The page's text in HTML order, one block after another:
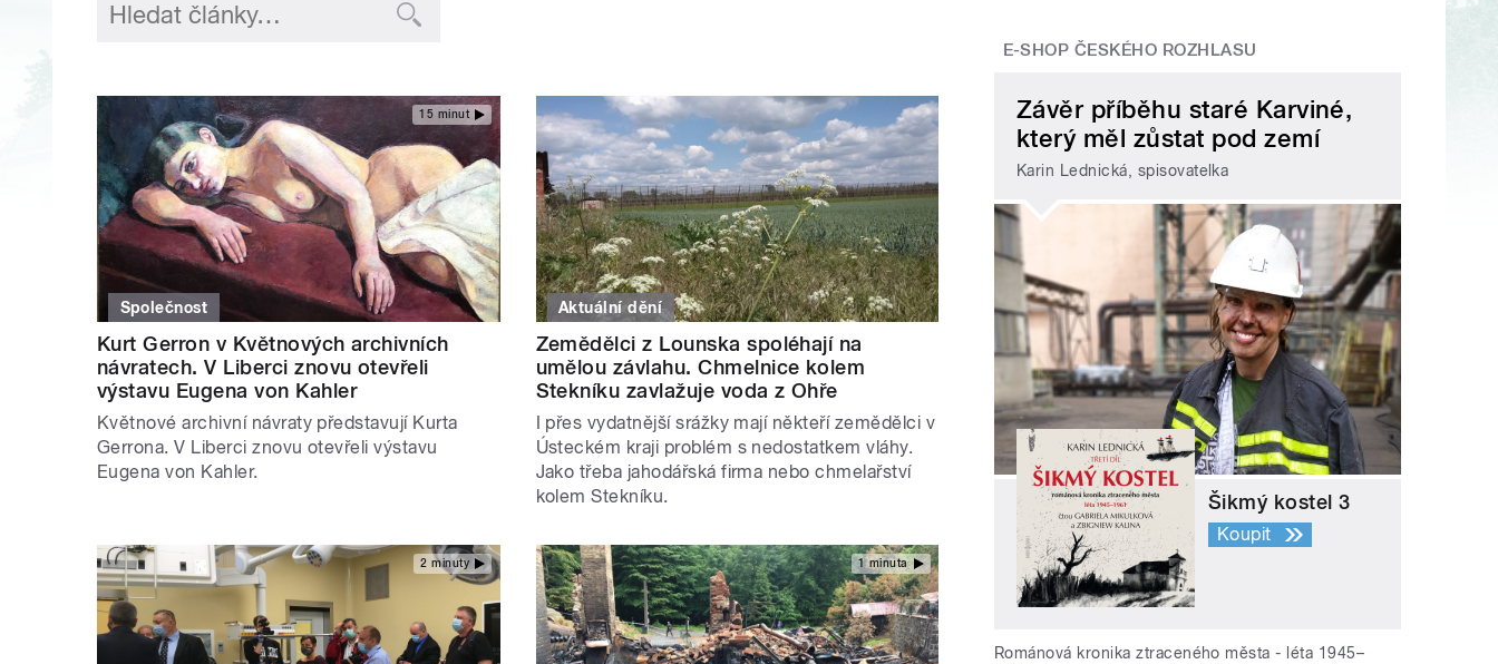
15 minut
Společnost
Kurt Gerron v Květnových archivních
návratech. V Liberci znovu otevřeli
výstavu Eugena von Kahler
Květnové archivní návraty představují Kurta
Gerrona. V Liberci znovu otevřeli výstavu
Eugena von Kahler.
Aktuální dění
Zemědělci z Lounska spoléhají na
umělou závlahu. Chmelnice kolem
Stekníku zavlažuje voda z Ohře
I přes vydatnější srážky mají někteří zemědělci v
Ústeckém kraji problém s nedostatkem vláhy.
Jako třeba jahodářská firma nebo chmelařství
kolem Stekníku.
2 minuty 1 minuta
E-SHOP ČESKÉHO ROZHLASU
Závěr příběhu staré Karviné,
který měl zůstat pod zemí
Karin Lednická, spisovatelka
Šikmý kostel 3
Koupit
Románová kronika ztraceného města - léta 1945–